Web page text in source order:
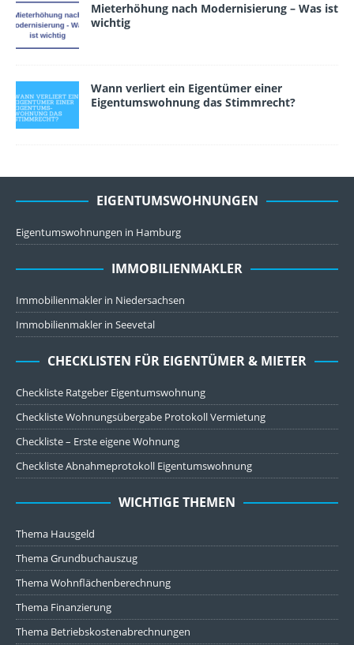
Mieterhöhung nach Modernisierung – Was ist
wichtig
Wann verliert ein Eigen­tümer einer
Eigentumswohnung das Stimmrecht?
EIGENTUMSWOHNUNGEN
Eigentumswohnungen in Hamburg
IMMOBILIENMAKLER
Immobilienmakler in Niedersachsen
Immobilienmakler in Seevetal
CHECKLISTEN FÜR EIGENTÜMER & MIETER
Checkliste Ratgeber Eigentumswohnung
Checkliste Wohnungsübergabe Protokoll Vermietung
Checkliste – Erste eigene Wohnung
Checkliste Abnahmeprotokoll Eigentumswohnung
WICHTIGE THEMEN
Thema Hausgeld
Thema Grundbuchauszug
Thema Wohnflächenberechnung
Thema Finanzierung
Thema Betriebskostenabrechnungen